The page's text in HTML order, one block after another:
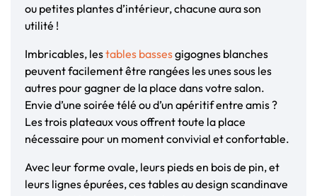
ou petites plantes d’intérieur, chacune aura son
utilité !
Imbricables, lestables bassesgigognes blanches
peuvent facilement être rangées les unes sous les
autres pour gagner de la place dans votre salon.
Envie d’une soirée télé ou d’un apéritif entre amis ?
Les trois plateaux vous offrent toute la place
nécessaire pour un moment convivial et confortable.
Avec leur forme ovale, leurs pieds en bois de pin, et
leurs lignes épurées, ces tables au design scandinave